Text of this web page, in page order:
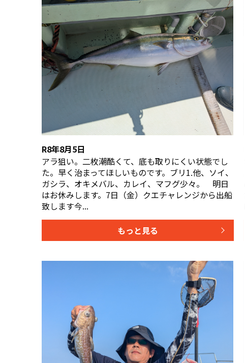
R8年8月5日
アラ狙い。二枚潮酷くて、底も取りにくい状態でし
た。早く治まってほしいものです。ブリ1.他、ソイ、
ガシラ、オキメバル、カレイ、マフグ少々。 明日
はお休みします。7日（金）クエチャレンジから出船
致します今...
もっと見る